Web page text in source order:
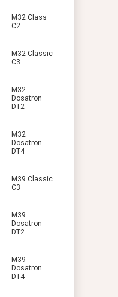
M32 Class
C2
M32 Classic
C3
M32
Dosatron
DT2
M32
Dosatron
DT4
M39 Classic
C3
M39
Dosatron
DT2
M39
Dosatron
DT4